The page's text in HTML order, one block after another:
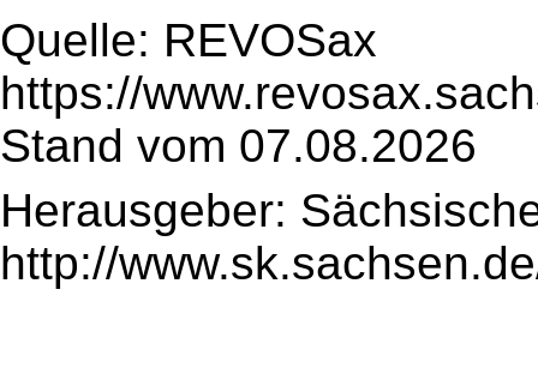
Quelle: REVOSax
https://
Stand vom 07.08.2026
Herausgeber:
http://